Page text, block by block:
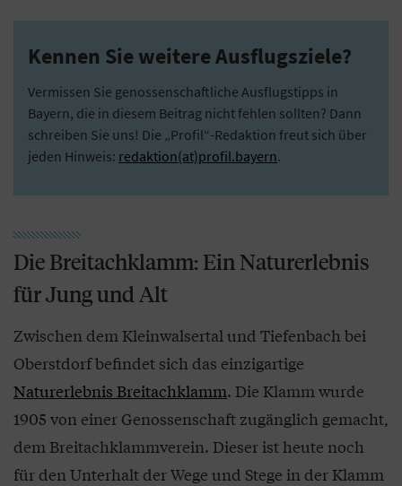
Kennen Sie weitere Ausflugsziele?
Vermissen Sie genossenschaftliche Ausflugstipps in
Bayern, die in diesem Beitrag nicht fehlen sollten? Dann
schreiben Sie uns! Die „Profil“-Redaktion freut sich über
jeden Hinweis: redaktion(at)profil.bayern.
Die Breitachklamm: Ein Naturerlebnis
für Jung und Alt
Zwischen dem Kleinwalsertal und Tiefenbach bei
Oberstdorf befindet sich das einzigartige
Naturerlebnis Breitachklamm. Die Klamm wurde
1905 von einer Genossenschaft zugänglich gemacht,
dem Breitachklammverein. Dieser ist heute noch
für den Unterhalt der Wege und Stege in der Klamm